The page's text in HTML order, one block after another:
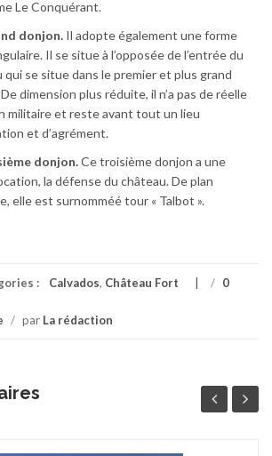
Le Conquérant.
donjon. Il adopte également une forme
Il se situe à l’opposée de l’entrée du
qui se situe dans le premier et plus grand
dimension plus réduite, il n’a pas de réelle
militaire et reste avant tout un lieu
et d’agrément.
donjon.Ce troisième donjon a une
la défense du château. De plan
elle est surnomméé tour « Talbot ».
: Calvados, Château Fort / 0
/ par La rédaction